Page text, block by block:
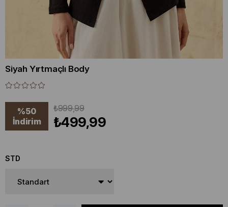
Siyah Yırtmaçlı Body
%50
İndirim
₺999,99
₺499,99
STD